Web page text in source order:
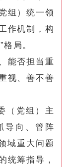
组）统一领
作机制，构
局。
能否担当重
视、善不善
党组）主
导向、管阵
域重大问题
统筹指导，